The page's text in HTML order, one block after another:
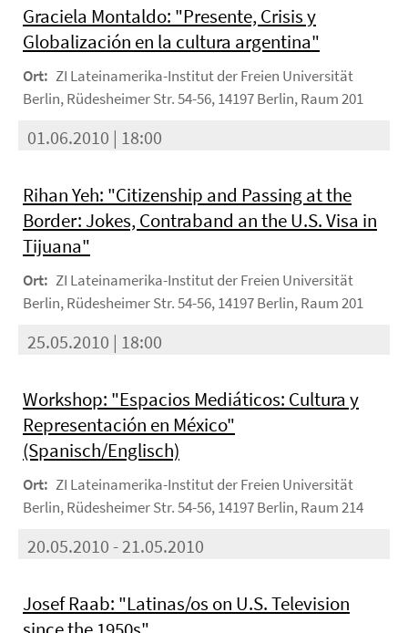
Graciela Montaldo: "Presente, Crisis y
Globalización en la cultura argentina"
Ort: ZI Lateinamerika-Institut der Freien Universität
Berlin, Rüdesheimer Str. 54-56, 14197 Berlin, Raum 201
01.06.2010 | 18:00
Rihan Yeh: "Citizenship and Passing at the
Border: Jokes, Contraband an the U.S. Visa in
Tijuana"
Ort: ZI Lateinamerika-Institut der Freien Universität
Berlin, Rüdesheimer Str. 54-56, 14197 Berlin, Raum 201
25.05.2010 | 18:00
Workshop: "Espacios Mediáticos: Cultura y
Representación en México"
(Spanisch/Englisch)
Ort: ZI Lateinamerika-Institut der Freien Universität
Berlin, Rüdesheimer Str. 54-56, 14197 Berlin, Raum 214
20.05.2010 - 21.05.2010
Josef Raab: "Latinas/os on U.S. Television